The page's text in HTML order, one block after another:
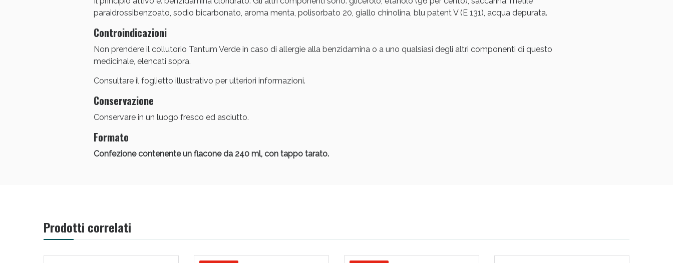
paraidrossibenzoato, sodio bicarbonato, aroma menta, polisorbato 20, giallo chinolina, blu patent V (E 131), acqua depurata.
Controindicazioni
Non prendere il collutorio Tantum Verde in caso di allergie alla benzidamina o a uno qualsiasi degli altri componenti di questo
medicinale, elencati sopra.
Consultare il foglietto illustrativo per ulteriori informazioni.
Conservazione
Conservare in un luogo fresco ed asciutto.
Formato
Confezione contenente un flacone da 240 ml, con tappo tarato.
Prodotti correlati